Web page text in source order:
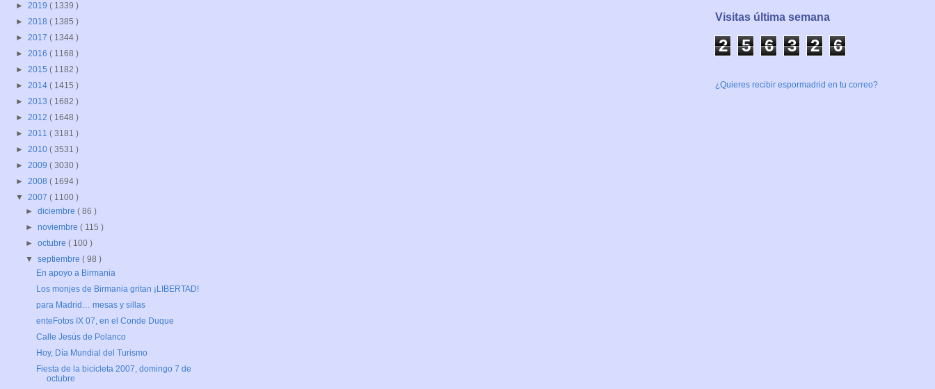
► 2019 ( 1339 )
► 2018 ( 1385 )
► 2017 ( 1344 )
► 2016 ( 1168 )
► 2015 ( 1182 )
► 2014 ( 1415 )
► 2013 ( 1682 )
► 2012 ( 1648 )
► 2011 ( 3181 )
► 2010 ( 3531 )
► 2009 ( 3030 )
► 2008 ( 1694 )
▼ 2007 ( 1100 )
►diciembre( 86 )
►noviembre( 115 )
►octubre( 100 )
▼septiembre( 98 )
En apoyo a Birmania
Los monjes de Birmania gritan ¡LIBERTAD!
para Madrid… mesas y sillas
enteFotos IX 07, en el Conde Duque
Calle Jesús de Polanco
Hoy, Día Mundial del Turismo
Fiesta de la bicicleta 2007, domingo 7 de
octubre
Visitas última semana
2 5 6 3 2 6
¿Quieres recibir espormadrid en tu correo?